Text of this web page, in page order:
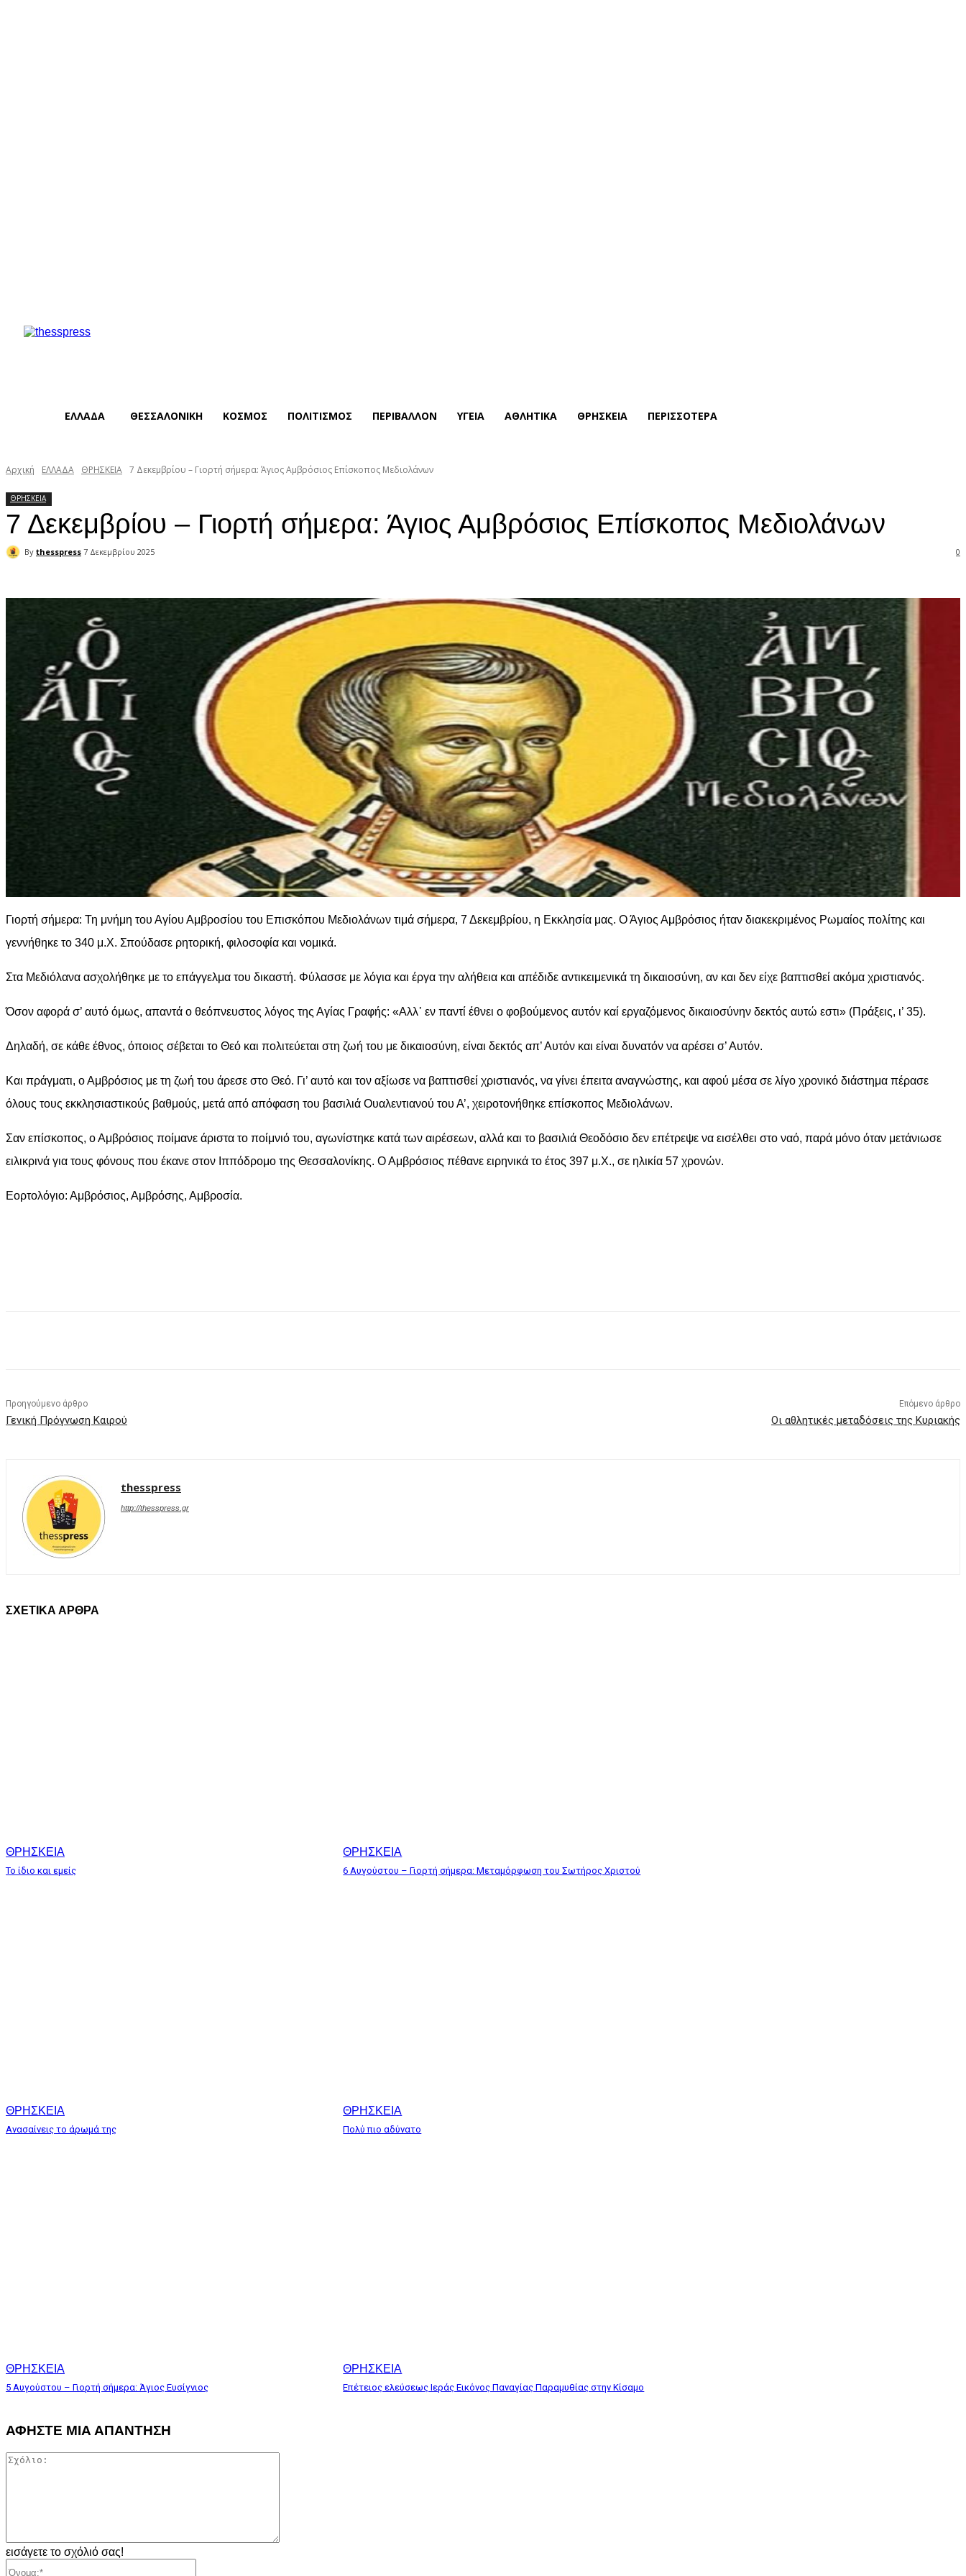
ΕΛΛΑΔΑ ΘΕΣΣΑΛΟΝΙΚΗ ΚΟΣΜΟΣ ΠΟΛΙΤΙΣΜΟΣ ΠΕΡΙΒΑΛΛΟΝ ΥΓΕΙΑ ΑΘΛΗΤΙΚΑ ΘΡΗΣΚΕΙΑ ΠΕΡΙΣΣΟΤΕΡΑ
Αρχική ΕΛΛΑΔΑ ΘΡΗΣΚΕΙΑ 7 Δεκεμβρίου – Γιορτή σήμερα: Άγιος Αμβρόσιος Επίσκοπος Μεδιολάνων
ΘΡΗΣΚΕΙΑ
7 Δεκεμβρίου – Γιορτή σήμερα: Άγιος Αμβρόσιος Επίσκοπος Μεδιολάνων
By thesspress 7 Δεκεμβρίου 2025 0
Γιορτή σήμερα: Τη μνήμη του Αγίου Αμβροσίου του Επισκόπου Μεδιολάνων τιμά σήμερα, 7 Δεκεμβρίου, η Εκκλησία μας. Ο Άγιος Αμβρόσιος ήταν διακεκριμένος Ρωμαίος πολίτης και
γεννήθηκε το 340 μ.Χ. Σπούδασε ρητορική, φιλοσοφία και νομικά.
Στα Μεδιόλανα ασχολήθηκε με το επάγγελμα του δικαστή. Φύλασσε με λόγια και έργα την αλήθεια και απέδιδε αντικειμενικά τη δικαιοσύνη, αν και δεν είχε βαπτισθεί ακόμα χριστιανός.
Όσον αφορά σ’ αυτό όμως, απαντά ο θεόπνευστος λόγος της Αγίας Γραφής: «Αλλ᾿ εν παντί έθνει ο φοβούμενος αυτόν καί εργαζόμενος δικαιοσύνην δεκτός αυτώ εστι» (Πράξεις, ι’ 35).
Δηλαδή, σε κάθε έθνος, όποιος σέβεται το Θεό και πολιτεύεται στη ζωή του με δικαιοσύνη, είναι δεκτός απ’ Αυτόν και είναι δυνατόν να αρέσει σ’ Αυτόν.
Και πράγματι, ο Αμβρόσιος με τη ζωή του άρεσε στο Θεό. Γι’ αυτό και τον αξίωσε να βαπτισθεί χριστιανός, να γίνει έπειτα αναγνώστης, και αφού μέσα σε λίγο χρονικό διάστημα πέρασε
όλους τους εκκλησιαστικούς βαθμούς, μετά από απόφαση του βασιλιά Ουαλεντιανού του Α’, χειροτονήθηκε επίσκοπος Μεδιολάνων.
Σαν επίσκοπος, ο Αμβρόσιος ποίμανε άριστα το ποίμνιό του, αγωνίστηκε κατά των αιρέσεων, αλλά και το βασιλιά Θεοδόσιο δεν επέτρεψε να εισέλθει στο ναό, παρά μόνο όταν μετάνιωσε
ειλικρινά για τους φόνους που έκανε στον Ιππόδρομο της Θεσσαλονίκης. Ο Αμβρόσιος πέθανε ειρηνικά το έτος 397 μ.Χ., σε ηλικία 57 χρονών.
Εορτολόγιο: Αμβρόσιος, Αμβρόσης, Αμβροσία.
Προηγούμενο άρθρο
Γενική Πρόγνωση Καιρού
Επόμενο άρθρο
Οι αθλητικές μεταδόσεις της Κυριακής
thesspress
http://thesspress.gr
ΣΧΕΤΙΚΑ ΑΡΘΡΑ
ΘΡΗΣΚΕΙΑ
Το ίδιο και εμείς
ΘΡΗΣΚΕΙΑ
6 Αυγούστου – Γιορτή σήμερα: Μεταμόρφωση του Σωτήρος Χριστού
ΘΡΗΣΚΕΙΑ
Ανασαίνεις το άρωμά της
ΘΡΗΣΚΕΙΑ
Πολύ πιο αδύνατο
ΘΡΗΣΚΕΙΑ
5 Αυγούστου – Γιορτή σήμερα: Άγιος Ευσίγνιος
ΘΡΗΣΚΕΙΑ
Επέτειος ελεύσεως Ιεράς Εικόνος Παναγίας Παραμυθίας στην Κίσαμο
ΑΦΗΣΤΕ ΜΙΑ ΑΠΑΝΤΗΣΗ
εισάγετε το σχόλιό σας!